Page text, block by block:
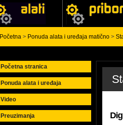
Početna > Ponuda alata i uređaja matično >
Početna stranica
Ponuda alata i uređaja
Video
Preuzimanja